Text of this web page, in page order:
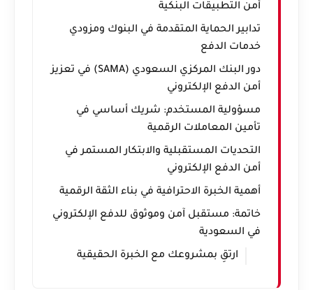
أمن التطبيقات البنكية
تدابير الحماية المتقدمة في البنوك ومزودي
خدمات الدفع
دور البنك المركزي السعودي (SAMA) في تعزيز
أمن الدفع الإلكتروني
مسؤولية المستخدم: شريك أساسي في
تأمين المعاملات الرقمية
التحديات المستقبلية والابتكار المستمر في
أمن الدفع الإلكتروني
أهمية الخبرة الاحترافية في بناء الثقة الرقمية
خاتمة: مستقبل آمن وموثوق للدفع الإلكتروني
في السعودية
ارتقِ بمشروعك مع الخبرة الحقيقية